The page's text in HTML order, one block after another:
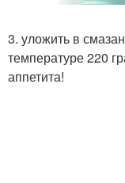
3. уложить в
температуре 220
аппетита!